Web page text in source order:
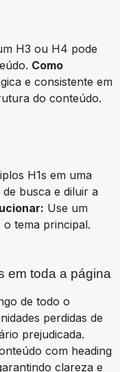
H3 ou H4 pode
Como
e consistente em
do conteúdo.
H1s em uma
busca e diluir a
Use um
tema principal.
em toda a página
de todo o
perdidas de
prejudicada.
com heading
clareza e